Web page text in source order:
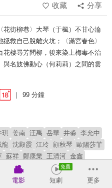
收藏
分享
花街柳巷〉大琴（于楓）不甘心淪
救自己脫離火坑；〈滿宮春色〉
花樓尋芳問柳，後來染上梅毒不治
與名妓佛動心（何莉莉）之間的雲
99 分鐘
琪 姜南 汪禹 岳華 井淼 李允中
龍 沈殿霞 江玲 顧秋琴 歐陽莎菲
蘇祥 鄭康業 王清河 金鑫
電影 短劇 更多